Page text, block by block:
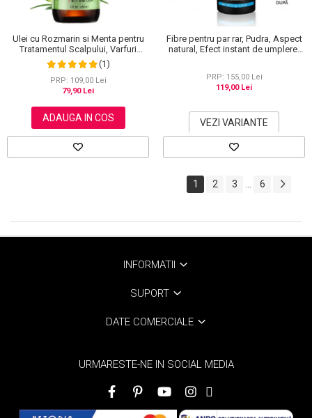
Ulei cu Rozmarin si Menta pentru
Tratamentul Scalpului, Varfuri
Despicate si Cresterea Parului,
NIFEISHI®, 60 ml
(1)
PRP: 109,00 Lei
79,90 Lei
ADAUGA IN COS
Fibre pentru par rar, Pudra, Aspect
natural, Efect instant de umplere,
PRP: 155,00 Lei
119,00 Lei
VEZI VARIANTE
1 2 3 ... 6
INFORMATII
SUPORT
DATE COMERCIALE
URMARESTE-NE IN SOCIAL MEDIA